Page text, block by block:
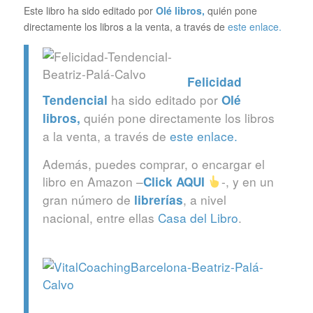
Este libro ha sido editado por Olé libros, quién pone
directamente los libros a la venta, a través de este enlace.
Felicidad
Tendencial ha sido editado por Olé
libros, quién pone directamente los libros
a la venta, a través de este enlace.
Además, puedes comprar, o encargar el
libro en Amazon –Click AQUI
-, y en un
gran número de librerías, a nivel
nacional, entre ellas Casa del Libro.